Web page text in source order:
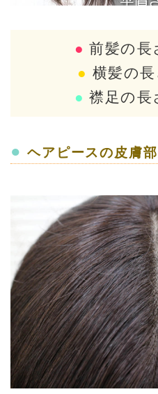
● 前髪の
● 横髪の
● 襟足の
● ヘアピースの皮膚